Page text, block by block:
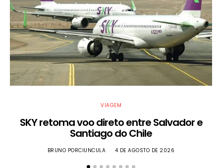
VIAGEM
SKY retoma voo direto entre Salvador e
Santiago do Chile
BRUNO PORCIUNCULA 4 DE AGOSTO DE 2026